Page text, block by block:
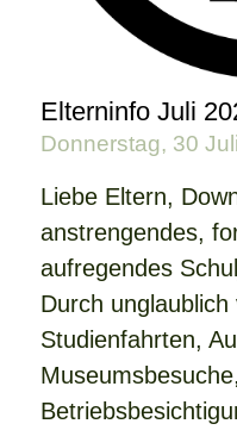
Elterninfo Juli
Donnerstag, 30 Juli
Liebe Eltern,
anstrengendes,
aufregendes
Durch
Studienfahrten,
Museumsbesuche,